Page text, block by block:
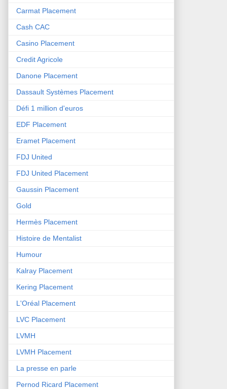
Carmat Placement
Cash CAC
Casino Placement
Credit Agricole
Danone Placement
Dassault Systèmes Placement
Défi 1 million d'euros
EDF Placement
Eramet Placement
FDJ United
FDJ United Placement
Gaussin Placement
Gold
Hermès Placement
Histoire de Mentalist
Humour
Kalray Placement
Kering Placement
L'Oréal Placement
LVC Placement
LVMH
LVMH Placement
La presse en parle
Pernod Ricard Placement